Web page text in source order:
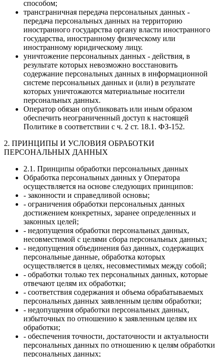
способом;
трансграничная передача персональных данных -
передача персональных данных на территорию
иностранного государства органу власти иностранного
государства, иностранному физическому или
иностранному юридическому лицу.
уничтожение персональных данных - действия, в
результате которых невозможно восстановить
содержание персональных данных в информационной
системе персональных данных и (или) в результате
которых уничтожаются материальные носители
персональных данных.
Оператор обязан опубликовать или иным образом
обеспечить неограниченный доступ к настоящей
Политике в соответствии с ч. 2 ст. 18.1. ФЗ-152.
2. ПРИНЦИПЫ И УСЛОВИЯ ОБРАБОТКИ
ПЕРСОНАЛЬНЫХ ДАННЫХ
2.1. Принципы обработки персональных данных
Обработка персональных данных у Оператора
осуществляется на основе следующих принципов:
- законности и справедливой основы;
- ограничения обработки персональных данных
достижением конкретных, заранее определенных и
законных целей;
- недопущения обработки персональных данных,
несовместимой с целями сбора персональных данных;
- недопущения объединения баз данных, содержащих
персональные данные, обработка которых
осуществляется в целях, несовместимых между собой;
- обработки только тех персональных данных, которые
отвечают целям их обработки;
- соответствия содержания и объема обрабатываемых
персональных данных заявленным целям обработки;
- недопущения обработки персональных данных,
избыточных по отношению к заявленным целям их
обработки;
- обеспечения точности, достаточности и актуальности
персональных данных по отношению к целям обработки
персональных данных;